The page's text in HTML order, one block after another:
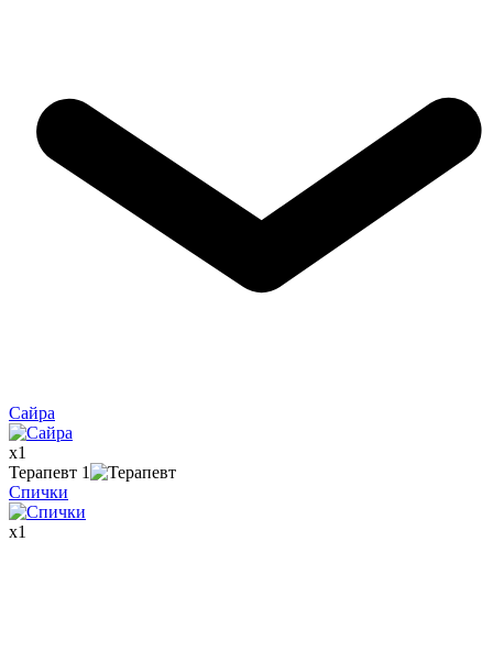
Сайра
x1
Терапевт 1
Спички
x1